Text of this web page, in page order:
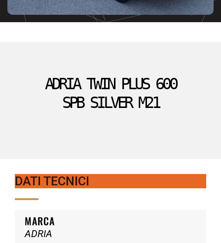
ADRIA TWIN PLUS 600
SPB SILVER M21
DATI TECNICI
MARCA
ADRIA